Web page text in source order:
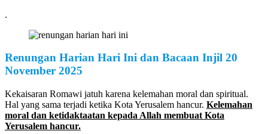
.
Renungan Harian Hari Ini dan Bacaan Injil 20
November 2025
Kekaisaran Romawi jatuh karena kelemahan moral dan spiritual.
Hal yang sama terjadi ketika Kota Yerusalem hancur. Kelemahan
moral dan ketidaktaatan kepada Allah membuat Kota
Yerusalem hancur.